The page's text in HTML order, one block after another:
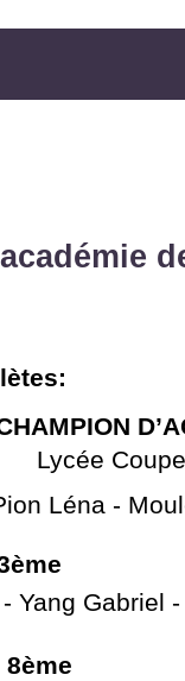
Lycée
Léna -
Yang Gabriel -
8ème